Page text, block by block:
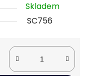
Skladem
SC756